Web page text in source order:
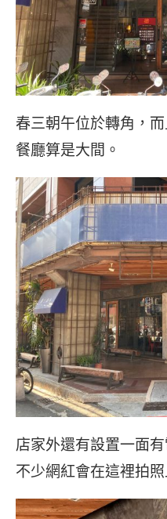
春三朝午位於轉角，
餐廳算是大間。
店家外還有設置一面
不少網紅會在這裡拍照